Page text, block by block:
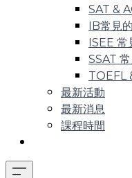
SAT &
IB常見
ISEE 常
SSAT
TOEFL
最新活動
最新消息
課程時間